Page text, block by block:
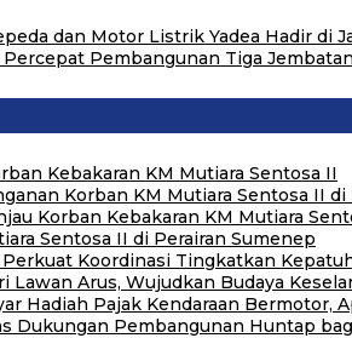
dan Motor Listrik Yadea Hadir di
Pembangunan Tiga
Kebakaran KM Mutiara Sentosa II
Korban KM Mutiara Sentosa II di
Korban Kebakaran KM Mutiara
Sentosa II di Perairan Sumenep
Koordinasi Tingkatkan
Lawan Arus, Wujudkan Budaya
Hadiah Pajak Kendaraan Bermotor,
Dukungan Pembangunan Huntap